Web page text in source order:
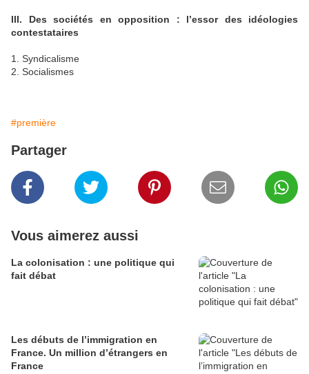
III. Des sociétés en opposition : l’essor des idéologies
contestataires
1. Syndicalisme
2. Socialismes
#première
Partager
Vous aimerez aussi
La colonisation : une politique qui
fait débat
Les débuts de l’immigration en
France. Un million d’étrangers en
France